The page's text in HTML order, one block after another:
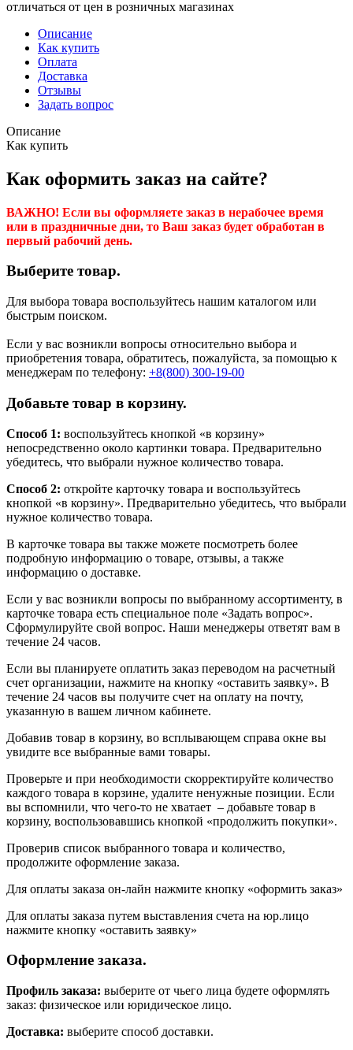
отличаться от цен в розничных магазинах
Описание
Как купить
Оплата
Доставка
Отзывы
Задать вопрос
Описание
Как купить
Как оформить заказ на сайте?
ВАЖНО! Если вы оформляете заказ в нерабочее время
или в праздничные дни, то Ваш заказ будет обработан в
первый рабочий день.
Выберите товар.
Для выбора товара воспользуйтесь нашим каталогом или
быстрым поиском.
Если у вас возникли вопросы относительно выбора и
приобретения товара, обратитесь, пожалуйста, за помощью к
менеджерам по телефону: +8(800) 300-19-00
Добавьте товар в корзину.
Способ 1: воспользуйтесь кнопкой «в корзину»
непосредственно около картинки товара. Предварительно
убедитесь, что выбрали нужное количество товара.
Способ 2: откройте карточку товара и воспользуйтесь
кнопкой «в корзину». Предварительно убедитесь, что выбрали
нужное количество товара.
В карточке товара вы также можете посмотреть более
подробную информацию о товаре, отзывы, а также
информацию о доставке.
Если у вас возникли вопросы по выбранному ассортименту, в
карточке товара есть специальное поле «Задать вопрос».
Сформулируйте свой вопрос. Наши менеджеры ответят вам в
течение 24 часов.
Если вы планируете оплатить заказ переводом на расчетный
счет организации, нажмите на кнопку «оставить заявку». В
течение 24 часов вы получите счет на оплату на почту,
указанную в вашем личном кабинете.
Добавив товар в корзину, во всплывающем справа окне вы
увидите все выбранные вами товары.
Проверьте и при необходимости скорректируйте количество
каждого товара в корзине, удалите ненужные позиции. Если
вы вспомнили, что чего-то не хватает – добавьте товар в
корзину, воспользовавшись кнопкой «продолжить покупки».
Проверив список выбранного товара и количество,
продолжите оформление заказа.
Для оплаты заказа он-лайн нажмите кнопку «оформить заказ»
Для оплаты заказа путем выставления счета на юр.лицо
нажмите кнопку «оставить заявку»
Оформление заказа.
Профиль заказа: выберите от чьего лица будете оформлять
заказ: физическое или юридическое лицо.
Доставка: выберите способ доставки.